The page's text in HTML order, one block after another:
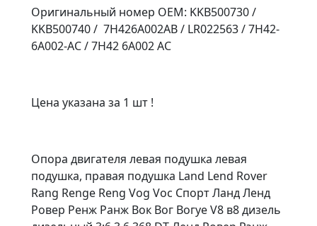
Оригинальный номер OEM: KKB500730 /
KKB500740 / 7H426А002AВ / LR022563 / 7H42-
6A002-AC / 7H42 6A002 AC
Цена указана за 1 шт !
Опора двигателя левая подушка левая
подушка, правая подушка Land Lend Rover
Rang Renge Reng Vog Voc Спорт Ланд Ленд
Ровер Ренж Ранж Вок Вог Вогуе V8 в8 дизель